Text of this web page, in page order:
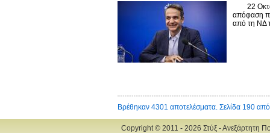
22
απόφαση
από τη ΝΔ
Βρέθηκαν 4301 αποτελέσματα. Σελίδα 190
Copyright © 2011 - 2026 Στύξ - Ανεξάρτητη